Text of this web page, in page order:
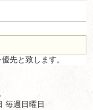
先と致します。
毎週日曜日